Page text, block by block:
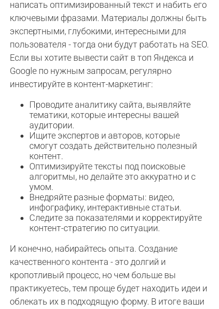
написать оптимизированный текст и набить его
ключевыми фразами. Материалы должны быть
экспертными, глубокими, интересными для
пользователя - тогда они будут работать на SEO.
Если вы хотите вывести сайт в топ Яндекса и
Google по нужным запросам, регулярно
инвестируйте в контент-маркетинг:
Проводите аналитику сайта, выявляйте
тематики, которые интересны вашей
аудитории.
Ищите экспертов и авторов, которые
смогут создать действительно полезный
контент.
Оптимизируйте тексты под поисковые
алгоритмы, но делайте это аккуратно и с
умом.
Внедряйте разные форматы: видео,
инфографику, интерактивные статьи.
Следите за показателями и корректируйте
контент-стратегию по ситуации.
И конечно, набирайтесь опыта. Создание
качественного контента - это долгий и
кропотливый процесс, но чем больше вы
практикуетесь, тем проще будет находить идеи и
облекать их в подходящую форму. В итоге ваши